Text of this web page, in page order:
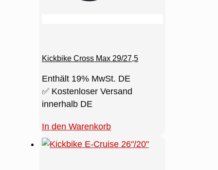
Kickbike Cross Max 29/27,5
Enthält 19% MwSt. DE
✅ Kostenloser Versand
innerhalb DE
In den Warenkorb